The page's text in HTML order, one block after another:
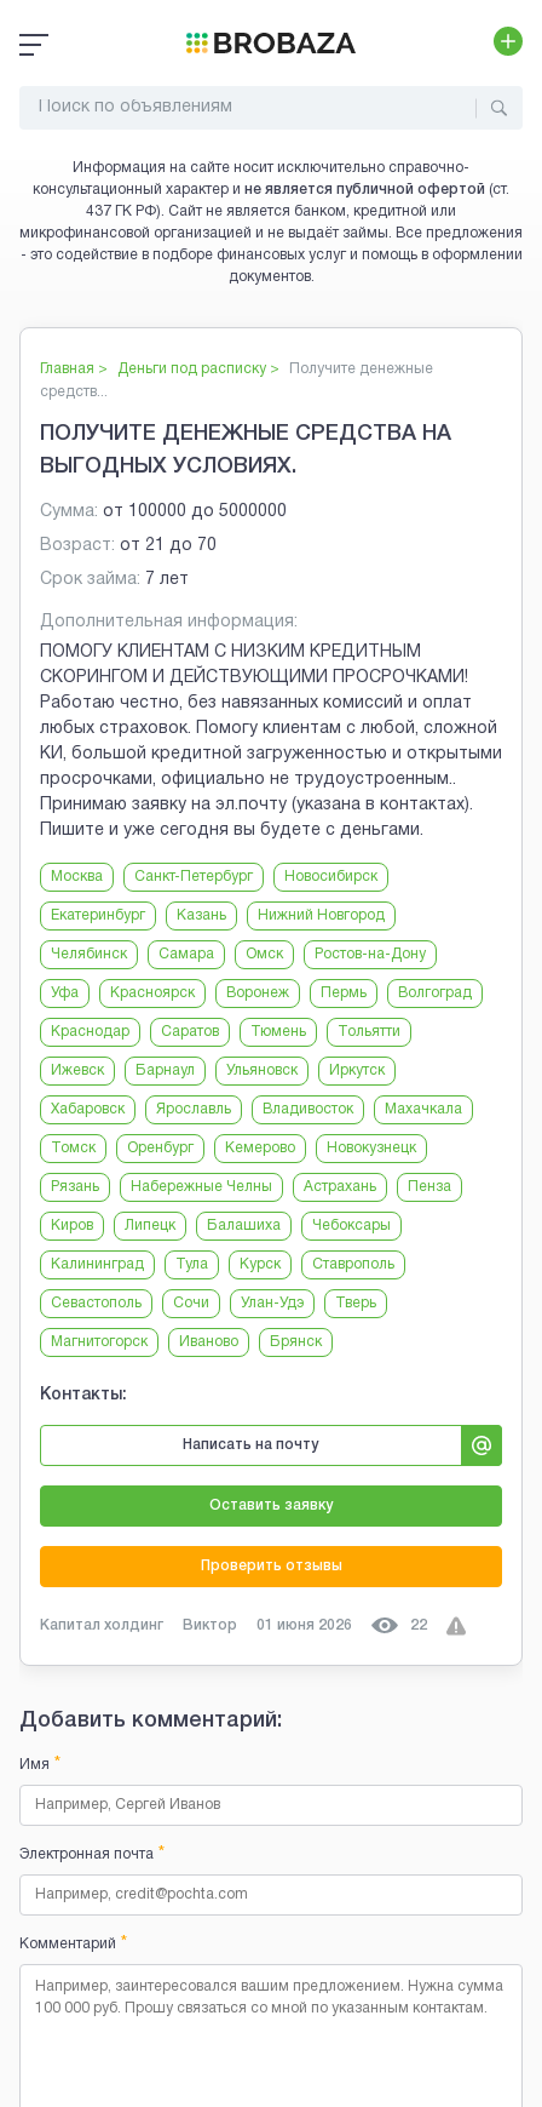
Информация на сайте носит исключительно справочно-
консультационный характер и не является публичной офертой (ст.
437 ГК РФ). Сайт не является банком, кредитной или
микрофинансовой организацией и не выдаёт займы. Все предложения
- это содействие в подборе финансовых услуг и помощь в оформлении
документов.
Главная > Деньги под расписку >
Получите денежные
средств...
ПОЛУЧИТЕ ДЕНЕЖНЫЕ СРЕДСТВА НА
ВЫГОДНЫХ УСЛОВИЯХ.
Сумма: от 100000 до 5000000
Возраст: от 21 до 70
Срок займа: 7 лет
Дополнительная информация:
ПОМОГУ КЛИЕНТАМ С НИЗКИМ КРЕДИТНЫМ
СКОРИНГОМ И ДЕЙСТВУЮЩИМИ ПРОСРОЧКАМИ!
Работаю честно, без навязанных комиссий и оплат
любых страховок. Помогу клиентам с любой, сложной
КИ, большой кредитной загруженностью и открытыми
просрочками, официально не трудоустроенным..
Принимаю заявку на эл.почту (указана в контактах).
Пишите и уже сегодня вы будете с деньгами.
Москва Санкт-Петербург Новосибирск
Екатеринбург Казань Нижний Новгород
Челябинск Самара Омск Ростов-на-Дону
Уфа Красноярск Воронеж Пермь Волгоград
Краснодар Саратов Тюмень Тольятти
Ижевск Барнаул Ульяновск Иркутск
Хабаровск Ярославль Владивосток Махачкала
Томск Оренбург Кемерово Новокузнецк
Рязань Набережные Челны Астрахань Пенза
Киров Липецк Балашиха Чебоксары
Калининград Тула Курск Ставрополь
Севастополь Сочи Улан-Удэ Тверь
Магнитогорск Иваново Брянск
Контакты:
Написать на почту
Оставить заявку
Проверить отзывы
Капитал холдинг Виктор 01 июня 2026 22
Добавить комментарий:
Имя *
Электронная почта *
Комментарий *